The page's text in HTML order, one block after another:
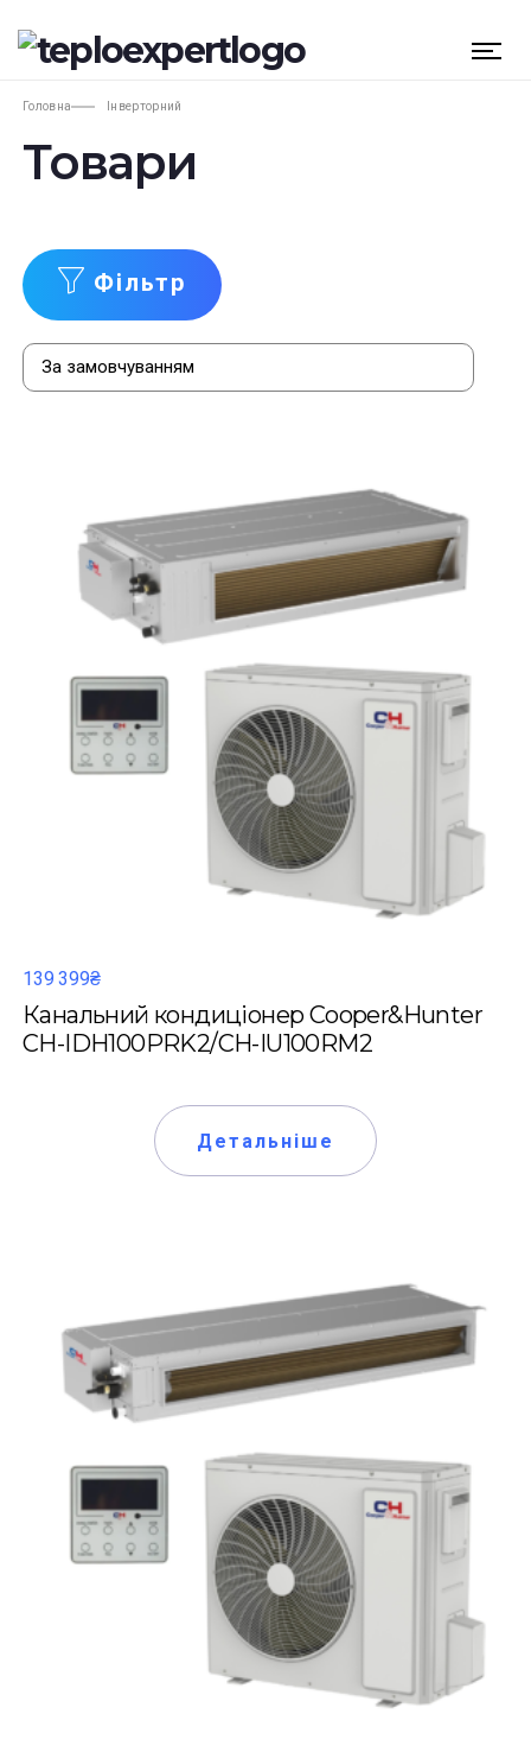
Головна Інверторний
Товари
Фільтр
139 399₴
Канальний кондиціонер Cooper&Hunter
CH-IDH100PRK2/CH-IU100RM2
Детальніше